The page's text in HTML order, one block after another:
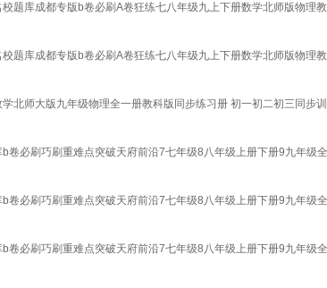
题库成都专版b卷必刷A卷狂练七八年级九上下册数学北师版物
题库成都专版b卷必刷A卷狂练七八年级九上下册数学北师版物
北师大版九年级物理全一册教科版同步练习册 初一初二初三同步
卷必刷巧刷重难点突破天府前沿7七年级8八年级上册下册9九年
卷必刷巧刷重难点突破天府前沿7七年级8八年级上册下册9九年
卷必刷巧刷重难点突破天府前沿7七年级8八年级上册下册9九年